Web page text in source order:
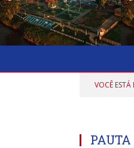
VOCÊ ESTÁ
PAUTA